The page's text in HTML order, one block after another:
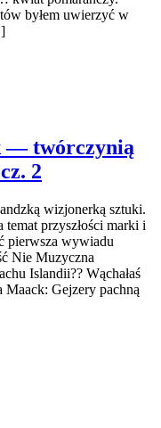
byłem uwierzyć w
— twórczynią
2
wizjonerką sztuki.
przyszłości marki i
pierwsza wywiadu
Nie Muzyczna
Islandii?? Wąchałaś
Gejzery pachną